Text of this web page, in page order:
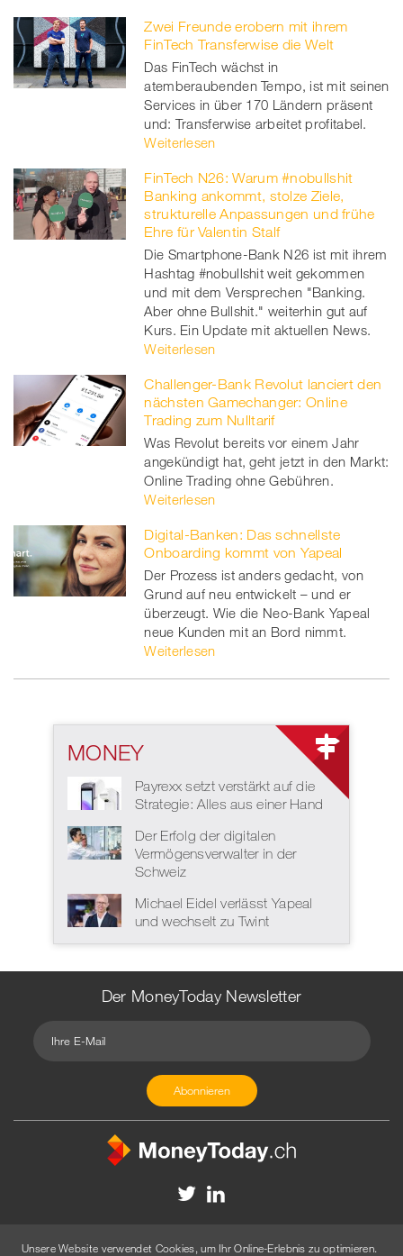
Zwei Freunde erobern mit ihrem
FinTech Transferwise die Welt
Das FinTech wächst in
atemberaubenden Tempo, ist mit seinen
Services in über 170 Ländern präsent
und: Transferwise arbeitet profitabel.
Weiterlesen
FinTech N26: Warum #nobullshit
Banking ankommt, stolze Ziele,
strukturelle Anpassungen und frühe
Ehre für Valentin Stalf
Die Smartphone-Bank N26 ist mit ihrem
Hashtag #nobullshit weit gekommen
und mit dem Versprechen "Banking.
Aber ohne Bullshit." weiterhin gut auf
Kurs. Ein Update mit aktuellen News.
Weiterlesen
Challenger-Bank Revolut lanciert den
nächsten Gamechanger: Online
Trading zum Nulltarif
Was Revolut bereits vor einem Jahr
angekündigt hat, geht jetzt in den Markt:
Online Trading ohne Gebühren.
Weiterlesen
Digital-Banken: Das schnellste
Onboarding kommt von Yapeal
Der Prozess ist anders gedacht, von
Grund auf neu entwickelt – und er
überzeugt. Wie die Neo-Bank Yapeal
neue Kunden mit an Bord nimmt.
Weiterlesen
MONEY
Payrexx setzt verstärkt auf die
Strategie: Alles aus einer Hand
Der Erfolg der digitalen
Vermögensverwalter in der
Schweiz
Michael Eidel verlässt Yapeal
und wechselt zu Twint
Der MoneyToday Newsletter
Disclaimer
Werbung
Unsere Website verwendet Cookies, um Ihr Online-Erlebnis zu optimieren.